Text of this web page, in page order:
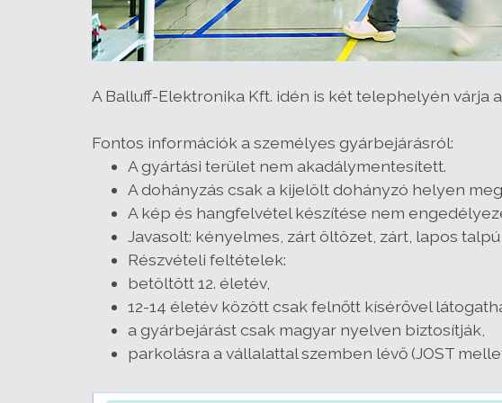
A Balluff-Elektronika Kft. idén is két telephelyén várja
Fontos információk a személyes gyárbejárásról:
A gyártási terület nem akadálymentesített.
A dohányzás csak a kijelölt dohányzó helyen
A kép és hangfelvétel készítése nem
Javasolt: kényelmes, zárt öltözet, zárt, lapos
Részvételi feltételek:
betöltött 12. életév,
12-14 életév között csak felnőtt kísérővel
a gyárbejárást csak magyar nyelven biztosítják,
parkolásra a vállalattal szemben lévő (JOST